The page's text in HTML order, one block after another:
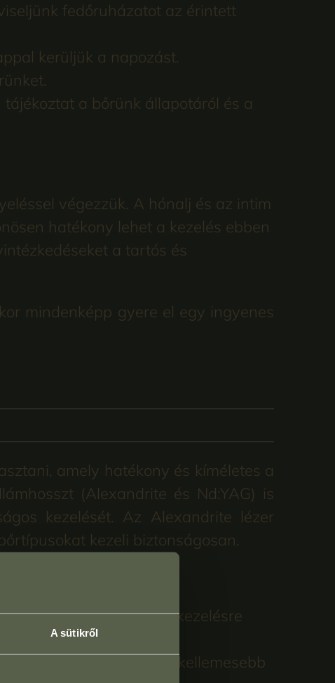
A sütikről
fedőruházatot az érintett
kerüljük a napozást.
a bőrünk állapotáról és a
végezzük. A hónalj és az intim
hatékony lehet a kezelés ebben
a tartós és
mindenképp gyere el egy ingyenes
amely hatékony és kíméletes a
(Alexandrite és Nd:YAG) is
kezelését. Az Alexandrite lézer
kezeli biztonságosan.
kevesebb időt kell a kezelésre
kellemetlenségeket, kellemesebb